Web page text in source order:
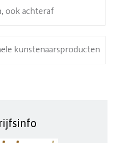
ook achteraf
kunstenaarsproducten